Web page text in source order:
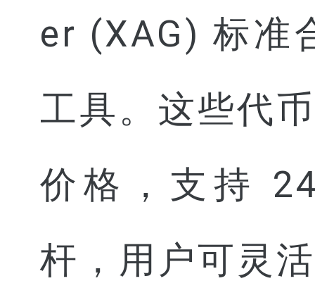
er (XAG) 标准
工具。这些代
价格，支持
杆，用户可灵